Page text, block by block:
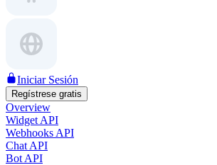
Iniciar Sesión
Regístrese gratis
Overview
Widget API
Webhooks API
Chat API
Bot API